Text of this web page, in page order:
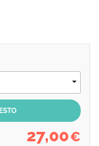
27,00€